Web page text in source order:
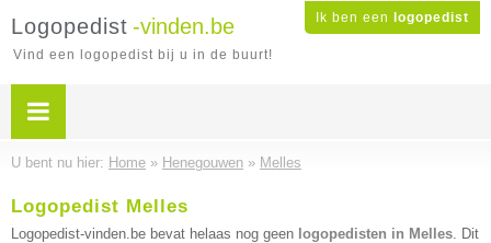
Ik ben een logopedist
Logopedist -vinden.be
Vind een logopedist bij u in de buurt!
U bent nu hier: Home » Henegouwen » Melles
Logopedist Melles
Logopedist-vinden.be bevat helaas nog geen logopedisten in Melles. Dit